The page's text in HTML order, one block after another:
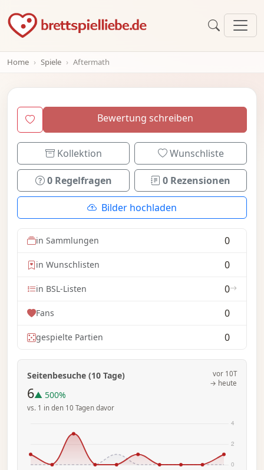
Home Spiele Aftermath
Bewertung schreiben
Kollektion Wunschliste
0 Regelfragen 0 Rezensionen
Bilder hochladen
in Sammlungen 0
in Wunschlisten 0
in BSL-Listen 0
Fans 0
gespielte Partien 0
Seitenbesuche (10 Tage)
6▲ 500%
vs. 1 in den 10 Tagen davor
vor 10T
→ heute